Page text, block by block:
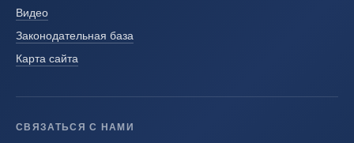
Видео
Законодательная база
Карта сайта
СВЯЗАТЬСЯ С НАМИ